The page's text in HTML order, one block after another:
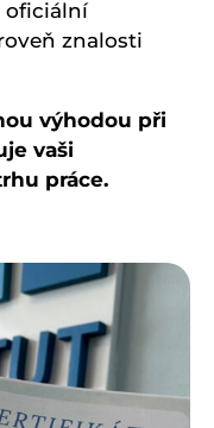
oficiální
znalosti
výhodou při
vaši
práce.